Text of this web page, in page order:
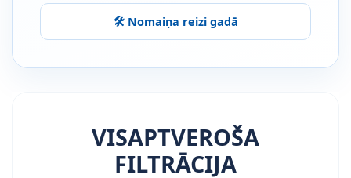
🛠️ Nomaiņa reizi gadā
VISAPTVEROŠA
FILTRĀCIJA